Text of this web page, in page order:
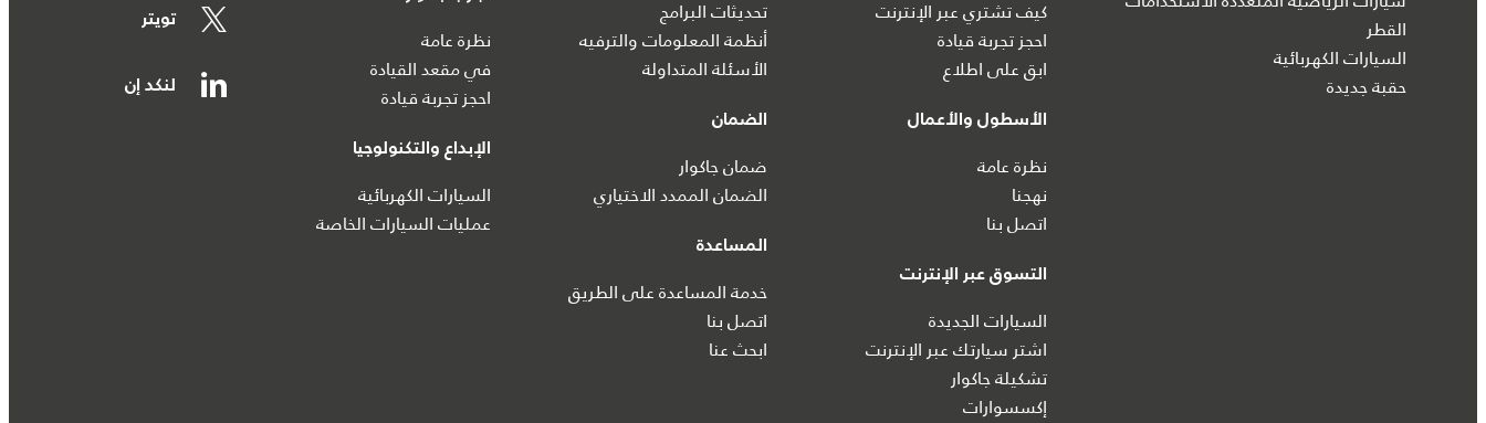
القطر
السيارات الكهربائية
حقبة جديدة
كيف تشتري عبر الإنترنت
احجز تجربة قيادة
ابق على اطلاع
الأسطول والأعمال
نظرة عامة
نهجنا
اتصل بنا
التسوق عبر الإنترنت
السيارات الجديدة
اشتر سيارتك عبر الإنترنت
تشكيلة جاكوار
إكسسوارات
تحديثات البرامج
أنظمة المعلومات والترفيه
الأسئلة المتداولة
الضمان
ضمان جاكوار
الضمان الممدد الاختياري
المساعدة
خدمة المساعدة على الطريق
اتصل بنا
ابحث عنا
نظرة عامة
في مقعد القيادة
احجز تجربة قيادة
الإبداع والتكنولوجيا
السيارات الكهربائية
عمليات السيارات الخاصة
تويتر
لنكد إن